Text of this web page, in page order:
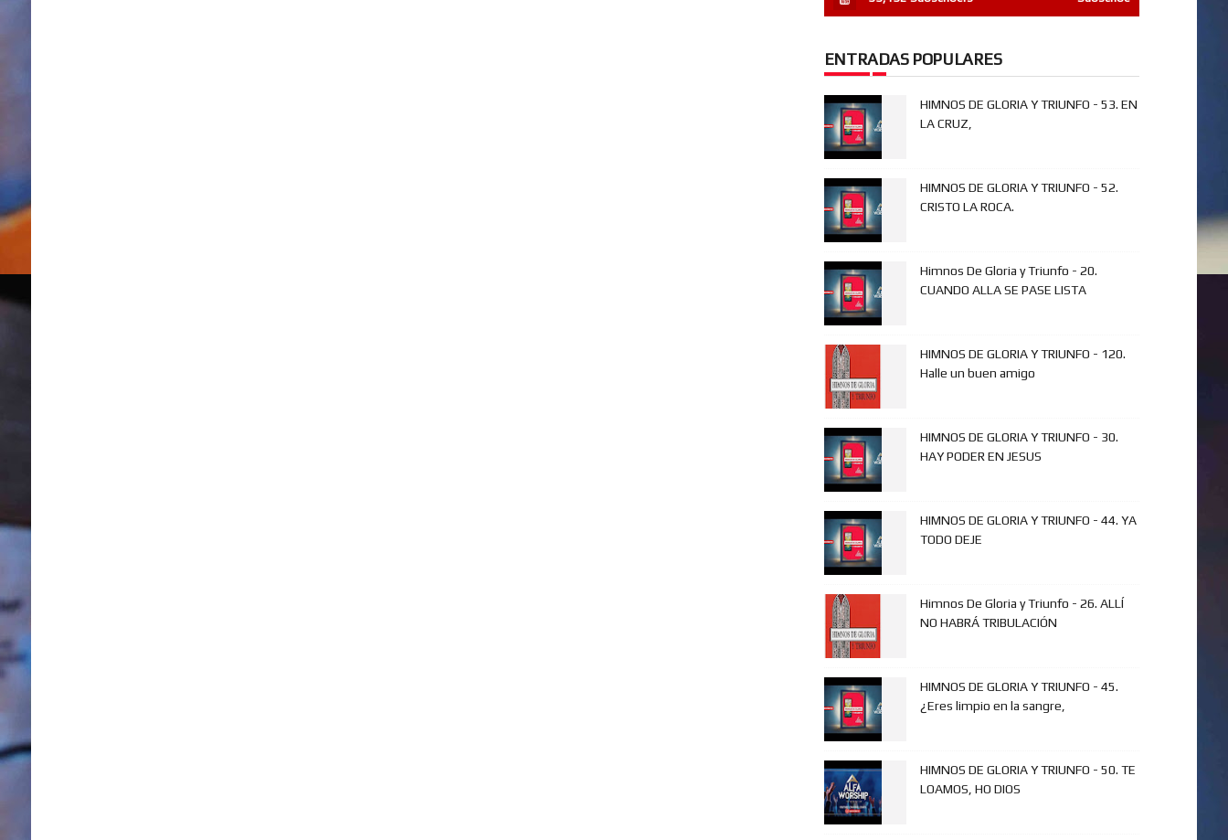
ENTRADAS POPULARES
HIMNOS DE GLORIA Y TRIUNFO - 53. EN
LA CRUZ,
HIMNOS DE GLORIA Y TRIUNFO - 52.
CRISTO LA ROCA.
Himnos De Gloria y Triunfo - 20.
CUANDO ALLA SE PASE LISTA
HIMNOS DE GLORIA Y TRIUNFO - 120.
Halle un buen amigo
HIMNOS DE GLORIA Y TRIUNFO - 30.
HAY PODER EN JESUS
HIMNOS DE GLORIA Y TRIUNFO - 44. YA
TODO DEJE
Himnos De Gloria y Triunfo - 26. ALLÍ
NO HABRÁ TRIBULACIÓN
HIMNOS DE GLORIA Y TRIUNFO - 45.
¿Eres limpio en la sangre,
HIMNOS DE GLORIA Y TRIUNFO - 50. TE
LOAMOS, HO DIOS